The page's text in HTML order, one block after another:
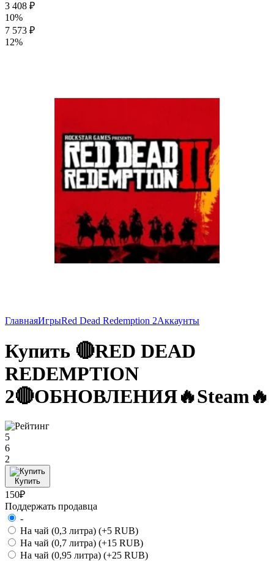
3 408 ₽
10%
7 573 ₽
12%
ГлавнаяИгрыRed Dead Redemption 2Аккаунты
Купить 🔴RED DEAD
REDEMPTION
2🔴ОБНОВЛЕНИЯ🔥Steam🔥
5
6
2
Купить
150₽
Поддержать продавца
-
На чай (0,3 литра) (+5 RUB)
На чай (0,7 литра) (+15 RUB)
На чай (0,95 литра) (+25 RUB)